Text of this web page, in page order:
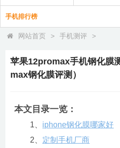
手机排行榜
网站首页 > 手机测评 >
苹果12promax手机钢化膜
max钢化膜评测）
本文目录一览：
1、 iphone钢化膜哪家好
2、 定制手机厂商